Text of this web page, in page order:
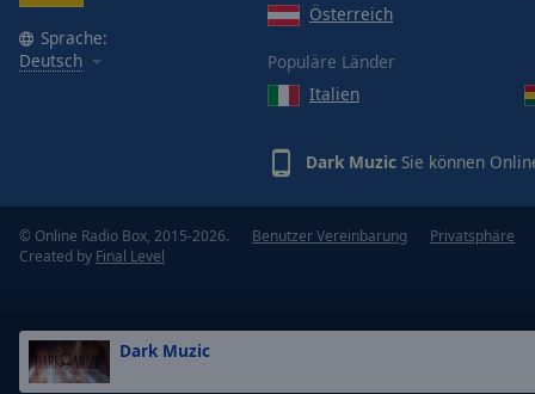
Text
Edge
Modal
Dialog
End
Dark Muzic
Sprache:
Deutsch
Österreich
Populäre Länder
Italien
Dark Muzic Sie können
© Online Radio Box, 2015-2026.
Created by Final Level
Benutzer Vereinbarung Privatsphäre